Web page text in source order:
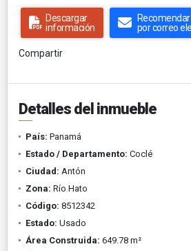
Descargar
información
por correo
Compartir
Detalles del inmueble
País: Panamá
Estado / Departamento: Coclé
Ciudad: Antón
Zona: Río Hato
Código: 8512342
Estado: Usado
Área Construida: 649.78 m²